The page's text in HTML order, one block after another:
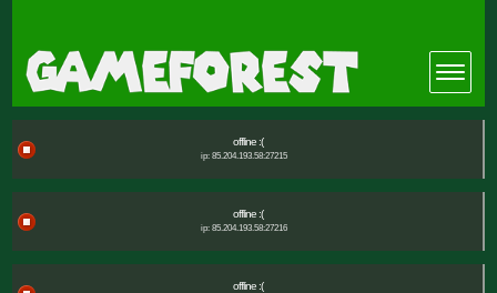
offline :(
ip: 85.204.193.58:27215
offline :(
ip: 85.204.193.58:27216
offline :(